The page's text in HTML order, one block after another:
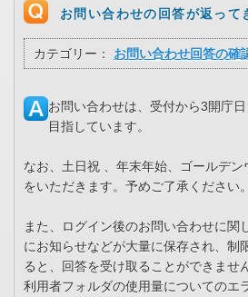
お問い合わせの回答が返って
カテゴリー： お問い合わせ回答の確
お問い合わせは、受付から3開庁
目指しています。
なお、土日祝 、年末年始、ゴールデ
をいただきます。予めご了承ください。
また、ログイン後のお問い合わせに関
にお知らせなどが大量に保存され、制
ると、回答を受け取ることができませ
利用者フォルダの使用量についてのエ